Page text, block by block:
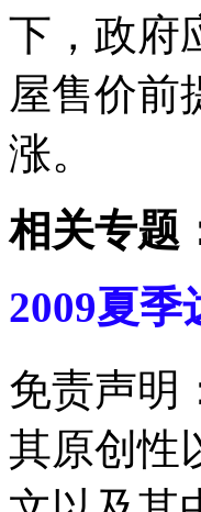
下，政府
屋售价前
涨。
相关专题
2009夏季
免责声明
其原创性